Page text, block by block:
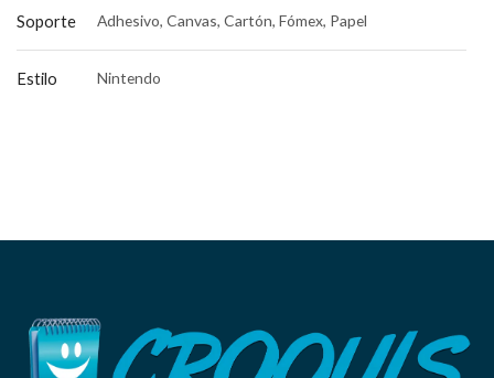
Soporte Adhesivo, Canvas, Cartón, Fómex, Papel
Estilo Nintendo